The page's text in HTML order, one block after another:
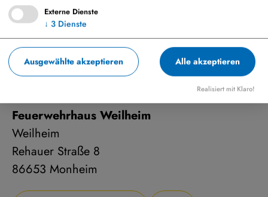
Möchten Sie von „OpenStreetMap/Leaflet“
bereitgestellte externe Inhalte laden?
Ja Immer
Feuerwehrhaus Weilheim
Weilheim
Rehauer Straße 8
86653 Monheim
Externe Dienste
↓ 3 Dienste
Ausgewählte akzeptieren Alle akzeptieren
Realisiert mit Klaro!